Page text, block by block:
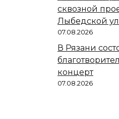
сквозной
Лыбедской
07.08.2026
В Рязани
концерт
07.08.2026